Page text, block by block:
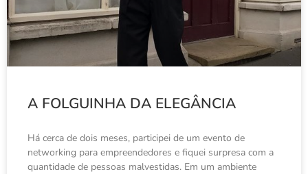
A FOLGUINHA DA ELEGÂNCIA
Há cerca de dois meses, participei de um evento de
networking para empreendedores e fiquei surpresa com a
quantidade de pessoas malvestidas. Em um ambiente